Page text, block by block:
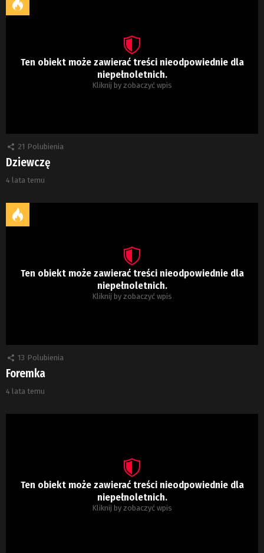
Ten obiekt może zawierać treści nieodpowiednie dla
niepełnoletnich.
Kliknij by zobaczyć wpis
21 Polubienia
Dziewczę
4 lata temu
Ten obiekt może zawierać treści nieodpowiednie dla
niepełnoletnich.
Kliknij by zobaczyć wpis
13 Polubienia
Foremka
4 lata temu
Ten obiekt może zawierać treści nieodpowiednie dla
niepełnoletnich.
Kliknij by zobaczyć wpis